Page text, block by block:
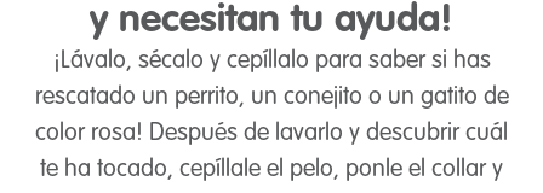
y necesitan tu ayuda!
¡Lávalo, sécalo y cepíllalo para saber si has
rescatado un perrito, un conejito o un gatito de
color rosa! Después de lavarlo y descubrir cuál
te ha tocado, cepíllale el pelo, ponle el collar y